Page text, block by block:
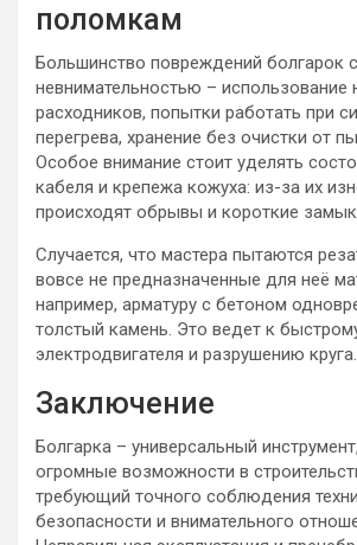
поломкам
Большинство повреждений болгарок
невнимательностью –
расходников, попытки работать при
перегрева, хранение без очистки от
Особое внимание стоит уделять
кабеля и крепежа кожуха: из-за их
происходят обрывы и короткие
Случается, что мастера пытаются
вовсе не предназначенные для неё
например, арматуру с бетоном
толстый камень. Это ведет к
электродвигателя и разрушению круга.
Заключение
Болгарка – универсальный
огромные возможности в
требующий точного соблюдения
безопасности и внимательного